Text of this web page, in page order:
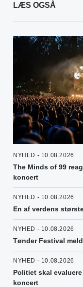
LÆS OGSÅ
NYHED - 10.08.2026
The Minds of 99
koncert
NYHED - 10.08.2026
En af verdens
NYHED - 10.08.2026
Tønder Festival
NYHED - 10.08.2026
Politiet skal
koncert